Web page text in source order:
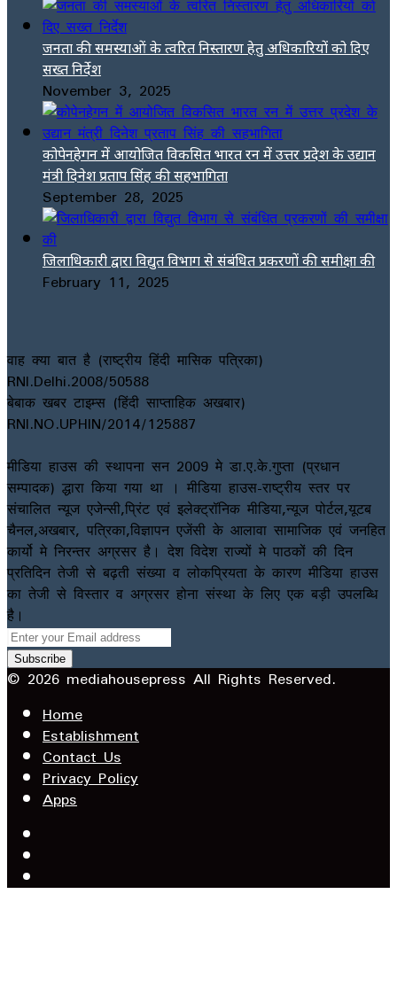
जनता की समस्याओं के त्वरित निस्तारण हेतु अधिकारियों को दिए
सख्त निर्देश
November 3, 2025
कोपेनहेगन में आयोजित विकसित भारत रन में उत्तर प्रदेश के उद्यान
मंत्री दिनेश प्रताप सिंह की सहभागिता
September 28, 2025
जिलाधिकारी द्वारा विद्युत विभाग से संबंधित प्रकरणों की समीक्षा की
February 11, 2025
वाह क्या बात है (राष्ट्रीय हिंदी मासिक पत्रिका)
RNI.Delhi.2008/50588
बेबाक खबर टाइम्स (हिंदी साप्ताहिक अखबार)
RNI.NO.UPHIN/2014/125887
मीडिया हाउस की स्थापना सन 2009 मे डा.ए.के.गुप्ता (प्रधान
सम्पादक) द्धारा किया गया था । मीडिया हाउस-राष्ट्रीय स्तर पर
संचालित न्यूज एजेन्सी,प्रिंट एवं इलेक्ट्रॉनिक मीडिया,न्यूज पोर्टल,यूटब
चैनल,अखबार, पत्रिका,विज्ञापन एजेंसी के आलावा सामाजिक एवं जनहित
कार्यो मे निरन्तर अग्रसर है। देश विदेश राज्यों मे पाठकों की दिन
प्रतिदिन तेजी से बढ़ती संख्या व लोकप्रियता के कारण मीडिया हाउस
का तेजी से विस्तार व अग्रसर होना संस्था के लिए एक बड़ी उपलब्धि
है।
Enter
your
Email
© 2026 mediahousepress All Rights Reserved.
Home
Establishment
Contact Us
Privacy Policy
Apps